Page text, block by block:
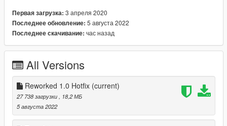
-installation:
1.- Go to "/update/x64/dlcpacks/", create a new folder called
2.- Export "dlclist.xml" from "/update/update.rpf/common/data/"
path to your desktop with OpenIV. Open the file with a text
editor and add the following line to the end:
dlcpacks:\czr1\
Первая загрузка: 3 апреля 2020
Последнее обновление: 5 августа 2022
Последнее скачивание: час назад
All Versions
Reworked 1.0 Hotfix (current)
27 738 загрузки
, 18,2 МБ
5 августа 2022